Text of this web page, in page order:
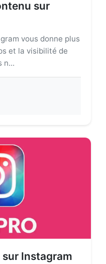
sur
vous donne plus
et la visibilité de
n...
de son temps et de son
Instagram